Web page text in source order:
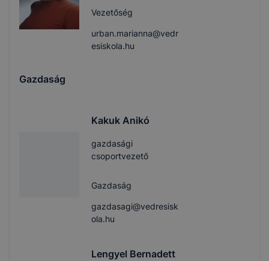
Vezetőség
urban.marianna@vedr
esiskola.hu
Gazdaság
Kakuk Anikó
gazdasági
csoportvezető
Gazdaság
gazdasagi@vedresisk
ola.hu
Lengyel Bernadett